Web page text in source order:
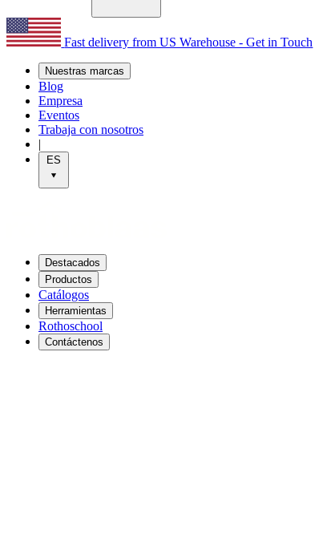
Fast delivery from US Warehouse - Get in Touch
Nuestras marcas
Blog
Empresa
Eventos
Trabaja con nosotros
|
ES
Destacados
Productos
Catálogos
Herramientas
Rothoschool
Contáctenos